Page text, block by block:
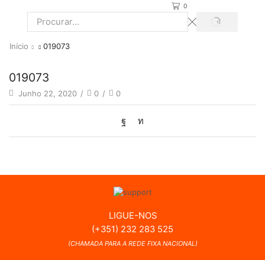
0
Search
PROCURAR
Início 019073
019073
Junho 22, 2020 / 0 / 0
LIGUE-NOS
(+351) 232 283 525
(CHAMADA PARA A REDE FIXA NACIONAL)